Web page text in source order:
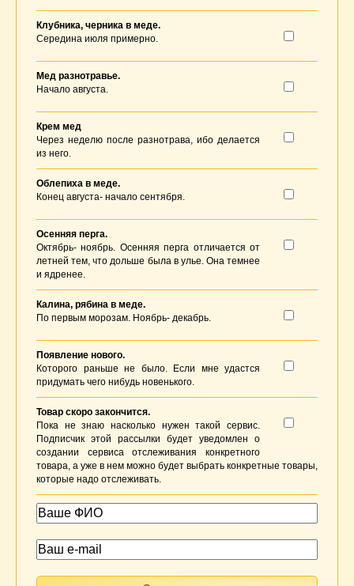
Клубника, черника в меде.
Середина июля примерно.
Мед разнотравье.
Начало августа.
Крем мед
Через неделю после разнотрава, ибо делается
из него.
Облепиха в меде.
Конец августа- начало сентября.
Осенняя перга.
Октябрь- ноябрь. Осенняя перга отличается от
летней тем, что дольше была в улье. Она темнее
и ядренее.
Калина, рябина в меде.
По первым морозам. Ноябрь- декабрь.
Появление нового.
Которого раньше не было. Если мне удастся
придумать чего нибудь новенького.
Товар скоро закончится.
Пока не знаю насколько нужен такой сервис.
Подписчик этой рассылки будет уведомлен о
создании сервиса отслеживания конкретного
товара, а уже в нем можно будет выбрать конкретные товары,
которые надо отслеживать.